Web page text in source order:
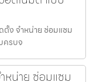
ตั้ง จำหน่าย ซ่อมแซม
ครบจ
หน่าย ซ่อมแซม